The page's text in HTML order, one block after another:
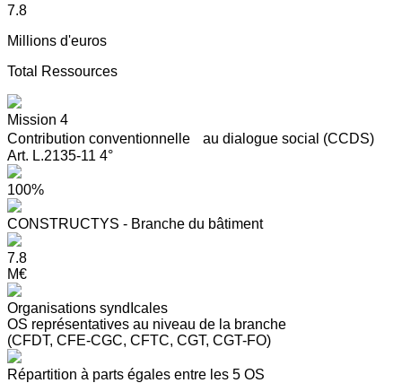
7.8
Millions d'euros
Total Ressources
Mission 4
Contribution conventionnelle au dialogue social (CCDS)
Art. L.2135-11 4°
100%
CONSTRUCTYS - Branche du bâtiment
7.8
M€
Organisations syndIcales
OS représentatives au niveau de la branche
(CFDT, CFE-CGC, CFTC, CGT, CGT-FO)
Répartition à parts égales entre les 5 OS